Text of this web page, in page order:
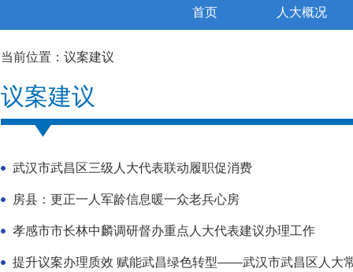
首页 人大概况
当前位置： 议案建议
议案建议
武汉市武昌区三级人大代表联动履职促消费
房县：更正一人军龄信息暖一众老兵心房
孝感市市长林中麟调研督办重点人大代表建议办理工作